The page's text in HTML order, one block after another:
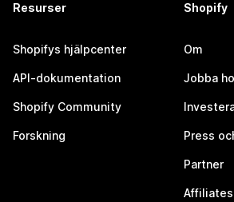
Resurser
Shopifys hjälpcenter
API-dokumentation
Shopify Community
Forskning
Shopify
Om
Jobba
Press
Partner
Affiliates